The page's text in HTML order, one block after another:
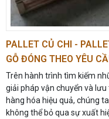
Cách sử dụng
PALLET CỦ CHI -
GỖ ĐÓNG THEO YÊU
0967.974.166
Trên hành trình tìm kiếm
giải pháp vận chuyển và
hàng hóa hiệu quả, chúng ta
không thể bỏ qua sự xuất